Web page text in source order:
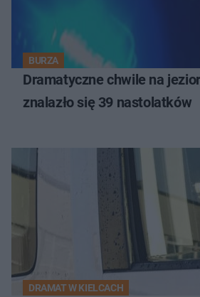
BURZA
Dramatyczne chwile na
znalazło się 39 nastolatków
DRAMAT W KIELCACH